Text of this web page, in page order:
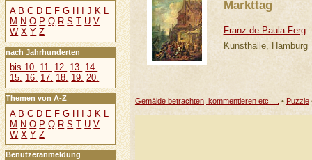
Markttag
Franz de Paula Ferg
Kunsthalle, Hamburg
Gemälde betrachten, kommentieren etc. ... • Puzzle
A B C D E F G H J K L
M N O P Q R S T U V
W X Y Z
nach Jahrhunderten
bis 10. 11. 12. 13. 14.
15. 16. 17. 18. 19. 20.
Themen von A-Z
A B C D E F G H I J K L
M N O P Q R S T U V
W X Y Z
Benutzeranmeldung